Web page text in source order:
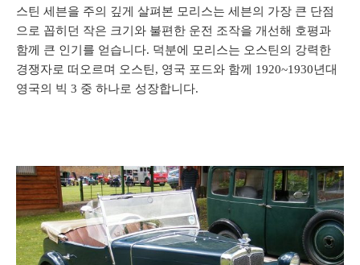
스틴 세븐을 주의 깊게 살펴본 모리스는 세븐의 가장 큰 단점
으로 꼽히던 작은 크기와 불편한 운전 조작을 개선해 호평과
함께 큰 인기를 얻습니다. 덕분에 모리스는 오스틴의 강력한
경쟁자로 떠오르며 오스틴, 영국 포드와 함께 1920~1930년대
영국의 빅 3 중 하나로 성장합니다.